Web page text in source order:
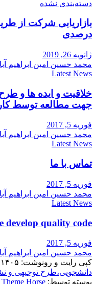
دسته‌بندی نشده
بازاریابی شرکت از
درصدی
ژانویه 26, 2019
محمد حسین امین ابراهیم
Latest News
خلاقیت و ایده ها و
جهت مطالعه توسط
فوریه 5, 2017
محمد حسین امین ابراهیم
Latest News
تماس با ما
فوریه 5, 2017
محمد حسین امین ابراهیم
Latest News
develop quality code
فوریه 5, 2017
محمد حسین امین ابراهیم
کپی رایت و رونوشت: ۱۴۰۵
دانشجویی،طرح توجیهی و
پوسته توسط: Theme Horse